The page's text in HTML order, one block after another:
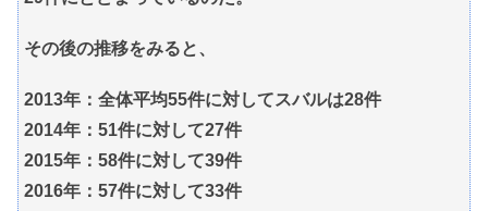
その後の推移をみると、
2013年：全体平均55件に対してスバルは28件
2014年：51件に対して27件
2015年：58件に対して39件
2016年：57件に対して33件